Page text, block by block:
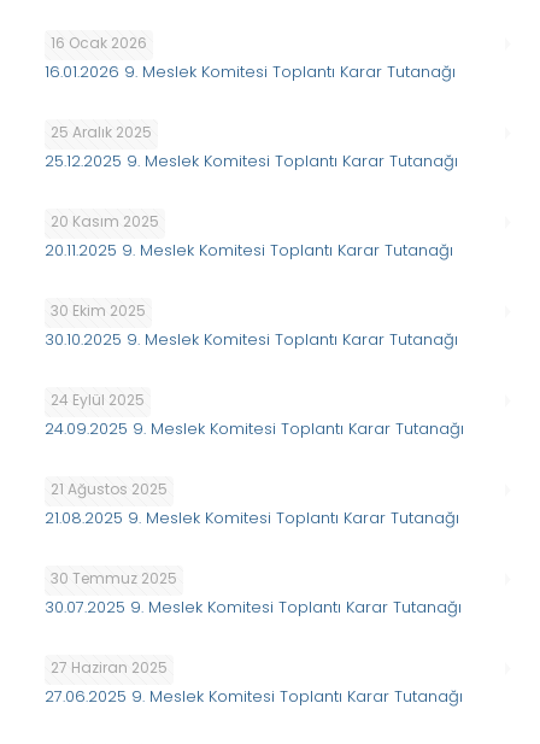
16 Ocak 2026
16.01.2026 9. Meslek Komitesi Toplantı Karar Tutanağı
25 Aralık 2025
25.12.2025 9. Meslek Komitesi Toplantı Karar Tutanağı
20 Kasım 2025
20.11.2025 9. Meslek Komitesi Toplantı Karar Tutanağı
30 Ekim 2025
30.10.2025 9. Meslek Komitesi Toplantı Karar Tutanağı
24 Eylül 2025
24.09.2025 9. Meslek Komitesi Toplantı Karar Tutanağı
21 Ağustos 2025
21.08.2025 9. Meslek Komitesi Toplantı Karar Tutanağı
30 Temmuz 2025
30.07.2025 9. Meslek Komitesi Toplantı Karar Tutanağı
27 Haziran 2025
27.06.2025 9. Meslek Komitesi Toplantı Karar Tutanağı